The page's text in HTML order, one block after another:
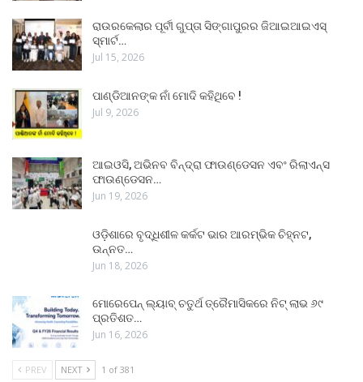
ରାଉରକେଲାର ପୂର୍ବୀ ଗୁପ୍ତା ସିଙ୍ଗାପୁରର ଜିଆଇଆଇଏସ୍
ସ୍ମାର୍ଟ…
Jul 15, 2026
ପାଣ୍ଡିଆନଙ୍କ ନାଁ ମୋଦି କହିଥିବେ !
Jul 9, 2026
ଆଇଓସି, ଅଭିନବ ବିନ୍ଦ୍ରା ଫାଉଣ୍ଡେସନ ଏବଂ ରିଲାଏନ୍ସ
ଫାଉଣ୍ଡେସନ…
Jun 19, 2026
ଓଡ଼ିଶାରେ ବୃଦ୍ଧିଶୀଳ କର୍କଟ ଭାର ଆରମ୍ଭିକ ଚିହ୍ନଟ,
ଉନ୍ନତ…
Jun 18, 2026
ମୋରେପେନ୍ ଲ୍ୟାବ୍ ଚତୁର୍ଥ ତ୍ରୈମାସିକରେ ନିଟ୍ ଲାଭ ୬୯
ପ୍ରତିଶତ…
Jun 16, 2026
PREV NEXT 1 of 381